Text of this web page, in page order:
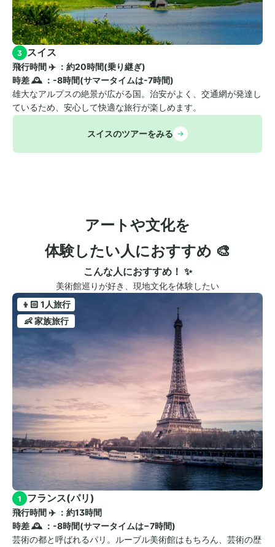
3 スイス
飛行時間 ✈️ ：約20時間(乗り継ぎ)
時差 🕰️ ：-8時間(サマータイムは-7時間)
雄大なアルプスの絶景が広がる国。治安がよく、交通網が発達し
ているため、安心して快適な旅行が楽しめます。
スイスのツアーをみる
アートや文化を
体験したい人におすすめ 🎨
こんな人におすすめ！ ✨
美術館巡りが好き、現地文化を体験したい
👦🏻 1人旅行
👶 家族旅行
1 フランス(パリ)
飛行時間 ✈️ ：約13時間
時差 🕰️ ：-8時間(サマータイムは−7時間)
芸術の都と呼ばれるパリ。ルーブル美術館はもちろん、芸術の歴